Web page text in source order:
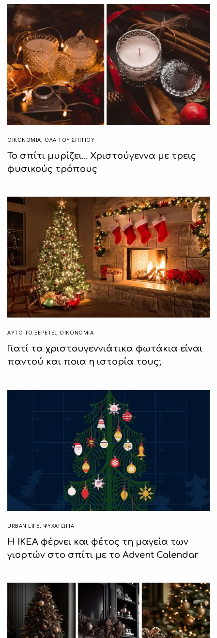
ΟΙΚΟΝΟΜΙΑ, ΌΛΑ ΤΟΥ ΣΠΙΤΙΟΥ
Το σπίτι μυρίζει… Χριστούγεννα με τρεις
φυσικούς τρόπους
ΑΥΤΌ ΤΟ ΞΈΡΕΤΕ;, ΟΙΚΟΝΟΜΙΑ
Γιατί τα χριστουγεννιάτικα φωτάκια είναι
παντού και ποια η ιστορία τους;
URBAN LIFE, ΨΥΧΑΓΩΓΙΑ
Η IKEA φέρνει και φέτος τη μαγεία των
γιορτών στο σπίτι με το Advent Calendar